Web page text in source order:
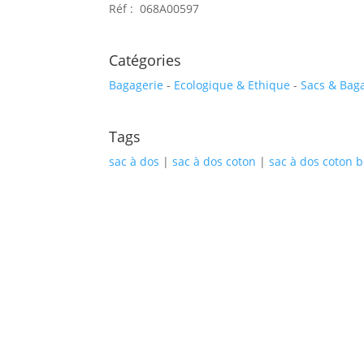
Réf : 068A00597
Catégories
Bagagerie - Ecologique & Ethique -Sacs &
Tags
sac à dos |sac à dos coton |sac à dos coton